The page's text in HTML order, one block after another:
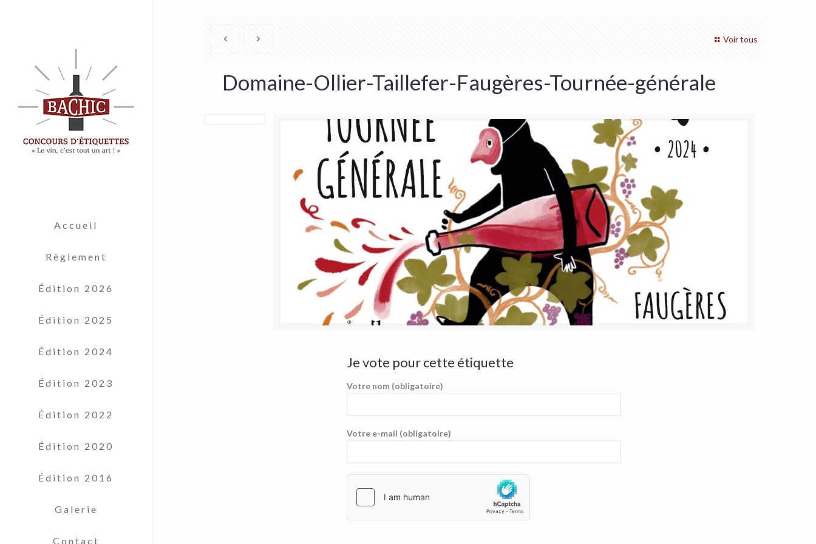
Accueil
Règlement
Édition 2026
Édition 2025
Édition 2024
Édition 2023
Édition 2022
Édition 2020
Édition 2016
Galerie
Contact
Voir tous
Domaine-Ollier-Taillefer-Faugères-Tournée-générale
Je vote pour cette étiquette
Votre nom (obligatoire)
Votre e-mail (obligatoire)